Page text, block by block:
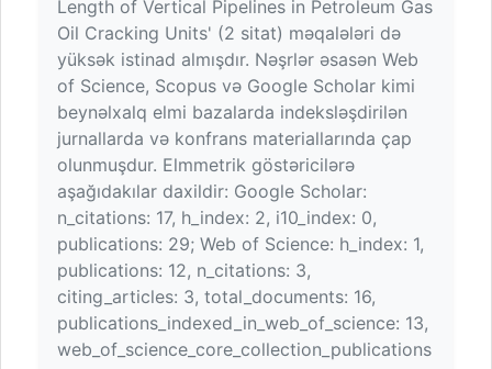
Length of Vertical Pipelines in Petroleum Gas
Oil Cracking Units' (2 sitat) məqalələri də
yüksək istinad almışdır. Nəşrlər əsasən Web
of Science, Scopus və Google Scholar kimi
beynəlxalq elmi bazalarda indeksləşdirilən
jurnallarda və konfrans materiallarında çap
olunmuşdur. Elmmetrik göstəricilərə
aşağıdakılar daxildir: Google Scholar:
n_citations: 17, h_index: 2, i10_index: 0,
publications: 29; Web of Science: h_index: 1,
publications: 12, n_citations: 3,
citing_articles: 3, total_documents: 16,
publications_indexed_in_web_of_science: 13,
web_of_science_core_collection_publications